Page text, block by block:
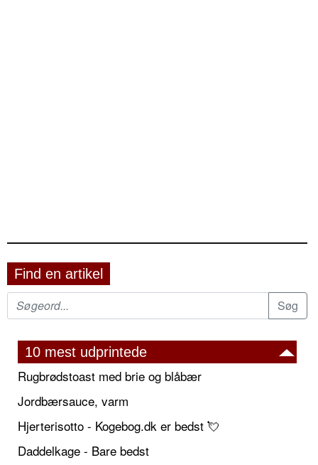
Find en artikel
10 mest udprintede
Rugbrødstoast med brie og blåbær
Jordbærsauce, varm
Hjerterisotto - Kogebog.dk er bedst 💘
Daddelkage - Bare bedst